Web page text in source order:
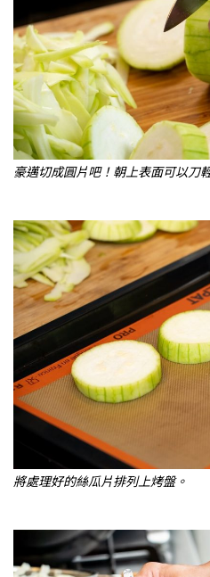
豪邁切成圓片吧！朝上表面可以刀
將處理好的絲瓜片排列上烤盤。